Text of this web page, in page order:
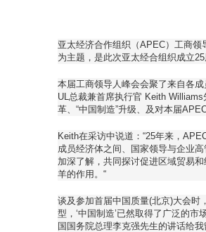
亚太经济合作组织（APEC）工商领
为主题，是此次亚太经合组织成立
本届工商领导人峰会会聚了来自各
UL总裁兼首席执行官 Keith
革、“中国制造”升级、及对本届
Keith在采访中说道：“25年来，
成员经济体之间、国家领导与企业
加深了解，共同探讨促进区域贸易
羊的作用。“
谈及参加首届中国质量(北京)大会时
型，‘中国制造’已然取得了广泛的
国国务院总理李克强先生的讲话给